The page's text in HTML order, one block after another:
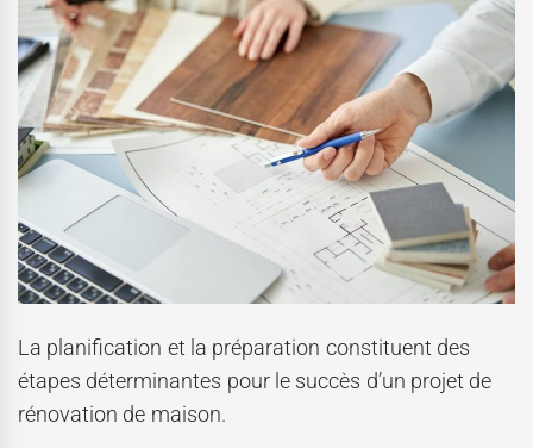
La planification et la préparation constituent des
étapes déterminantes pour le succès d’un projet de
rénovation de maison.